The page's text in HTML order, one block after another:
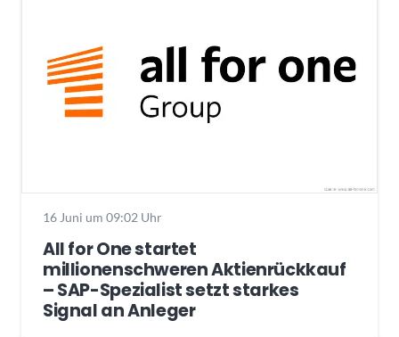
16 Juni um 09:02 Uhr
All for One startet
millionenschweren Aktienrückkauf
– SAP-Spezialist setzt starkes
Signal an Anleger